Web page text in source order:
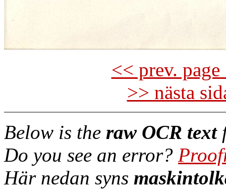
<< prev.
>> nästa
Below is the raw OCR text
Do you see an error?
Här nedan syns